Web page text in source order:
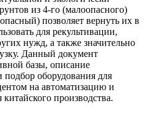
из 4-го (малоопасного)
позволяет вернуть их в
для рекультивации,
нужд, а также значительно
Данный документ
базы, описание
подбор оборудования для
на автоматизацию и
производства.